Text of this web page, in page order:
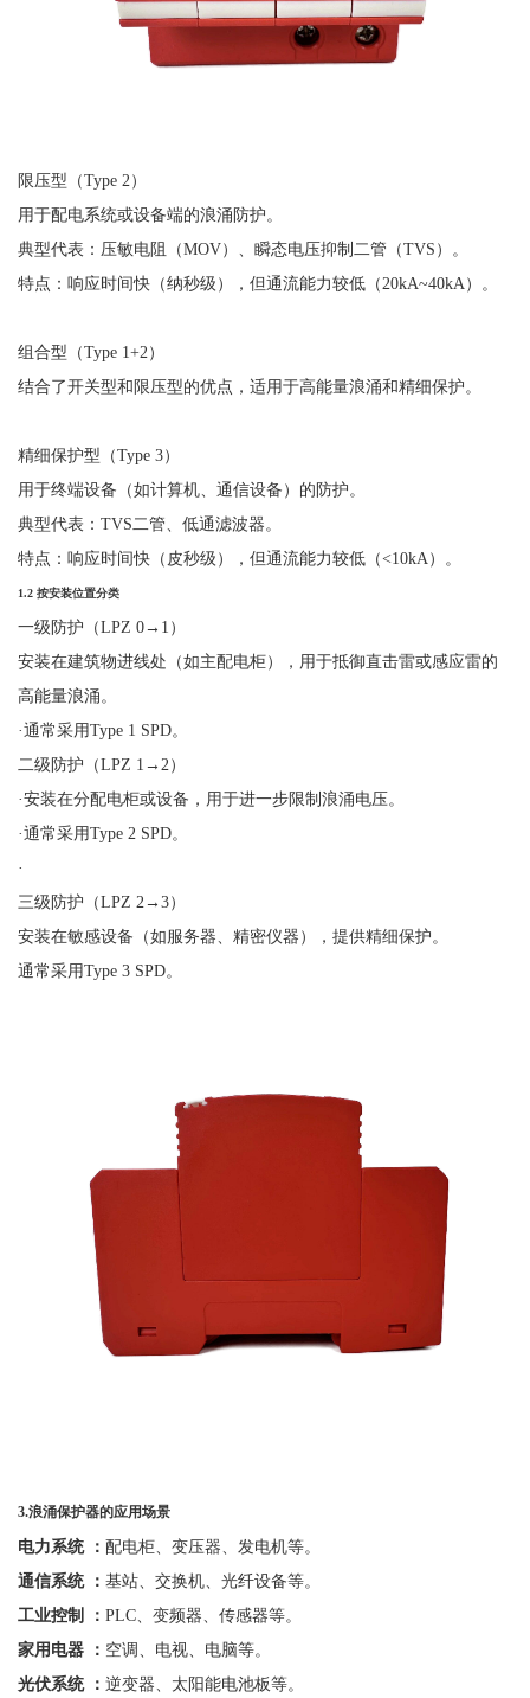
限压型（Type 2）
用于配电系统或设备端的浪涌防护。
典型代表：压敏电阻（MOV）、瞬态电压抑制二管（TVS）。
特点：响应时间快（纳秒级），但通流能力较低（20kA~40kA）。
组合型（Type 1+2）
结合了开关型和限压型的优点，适用于高能量浪涌和精细保护。
精细保护型（Type 3）
用于终端设备（如计算机、通信设备）的防护。
典型代表： TVS二管、低通滤波器。
特点：响应时间快（皮秒级），但通流能力较低（<10kA）。
1.2 按安装位置分类
一级防护（LPZ 0→ 1 ）
安装在建筑物进线处（如主配电柜），用于抵御直击雷或感应雷的
高能量浪涌。
·通常采用Type 1 SPD。
二级防护（LPZ 1 → 2）
·安装在分配电柜或设备，用于进一步限制浪涌电压。
·通常采用Type 2 SPD。
·
三级防护（LPZ 2→3）
安装在敏感设备（如服务器、精密仪器），提供精细保护。
通常采用Type 3 SPD。
3.浪涌保护器的应用场景
电力系统 ： 配电柜、变压器、发电机等。
通信系统
： 基站、交换机、光纤设备等。
工业控制
： PLC、变频器、传感器等。
家用电器
： 空调、电视、电脑等。
光伏系统
： 逆变器、太阳能电池板等。